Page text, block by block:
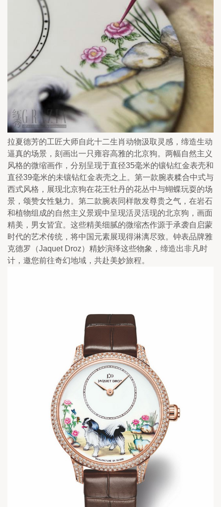
拉夏德芳的工匠大师自此十二生肖动物汲取灵感，缔造生动
逼真的场景，刻画出一只雍容高雅的北京狗。两幅自然主义
风格的微缩画作，分别呈现于直径35毫米的镶钻红金表壳和
直径39毫米的未镶钻红金表壳之上。第一款腕表糅合中式与
西式风格，展现北京狗在花王牡丹的花丛中与蝴蝶玩耍的场
景，颂赞女性魅力。第二款腕表同样散发尊贵之气，在岩石
和植物组成的自然主义景观中呈现活灵活现的北京狗，画面
精美，男女皆宜。这些精美细腻的微缩杰作源于承袭自启蒙
时代的艺术传统，将中国元素展现得淋漓尽致。钟表品牌雅
克德罗（Jaquet Droz）精妙演绎这些物象，缔造出非凡时
计，邀您前往奇幻地域，共赴美妙旅程。